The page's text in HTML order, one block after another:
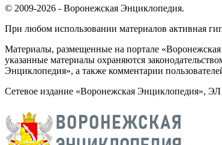
© 2009-2026 - Воронежская Энциклопедия.
При любом использовании материалов активная
Материалы, размещенные на портале
указанные материалы охраняются
Энциклопедия», а также комментарии
Сетевое издание «Воронежская Энциклопедия»,